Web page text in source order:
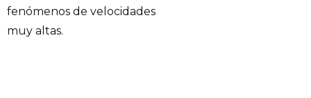
fenómenos de velocidades
muy altas.